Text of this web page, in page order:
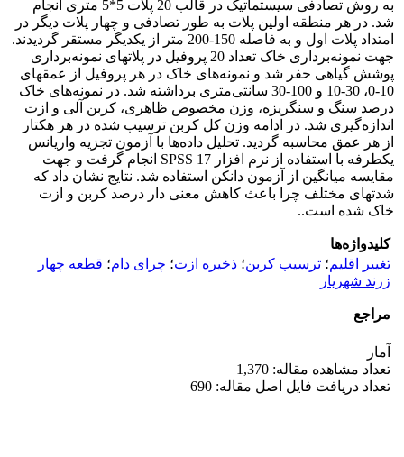
به روش تصادفی سیستماتیک در قالب 20 پلات 5*5 متری انجام
شد. در هر منطقه اولین پلات به طور تصادفی و چهار پلات دیگر در
امتداد پلات اول و به فاصله 150-200 متر از یکدیگر مستقر گردیدند.
جهت نمونه‌برداری خاک تعداد 20 پروفیل در پلات‏های نمونه‌برداری
پوشش گیاهی حفر شد و نمونه‌های خاک در هر پروفیل از عمق‏های
10-0، 30-10 و 100-30 سانتی‌متری برداشته شد. در نمونه‌های خاک
درصد سنگ و سنگریزه، وزن مخصوص ظاهری، کربن آلی و ازت
اندازه‌گیری شد. در ادامه وزن کل کربن ترسیب شده در هر هکتار
از هر عمق محاسبه گردید. تحلیل داده‌ها با آزمون تجزیه واریانس
یکطرفه با استفاده از نرم افزار SPSS 17 انجام گرفت و جهت
مقایسه میانگین از آزمون دانکن استفاده شد. نتایج نشان داد که
شدت‏های مختلف چرا باعث کاهش معنی دار درصد کربن و ازت
خاک شده است..
کلیدواژه‌ها
تغییر اقلیم؛ ترسیب کربن؛ ذخیره ازت؛ چرای دام؛ قطعه چهار
زرند شهریار
مراجع
آمار
تعداد مشاهده مقاله: 1,370
تعداد دریافت فایل اصل مقاله: 690